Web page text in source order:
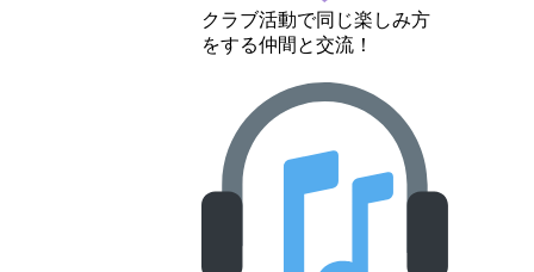
クラブ活動で同じ楽しみ方
をする仲間と交流！